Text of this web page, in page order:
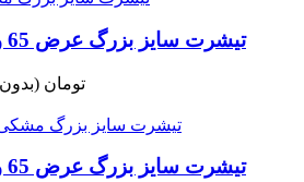
تیشرت سایز بزرگ عرض 65 و 70 و 75 سانت
1,299,000 تومان
تیشرت سایز بزرگ عرض 65 و 70 و 75 سانت